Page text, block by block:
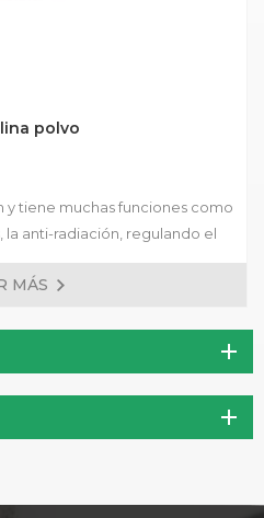
polvo
y tiene muchas funciones como
la anti-radiación, regulando el
la protección del
inmunidad humana. Se ha
MÁS